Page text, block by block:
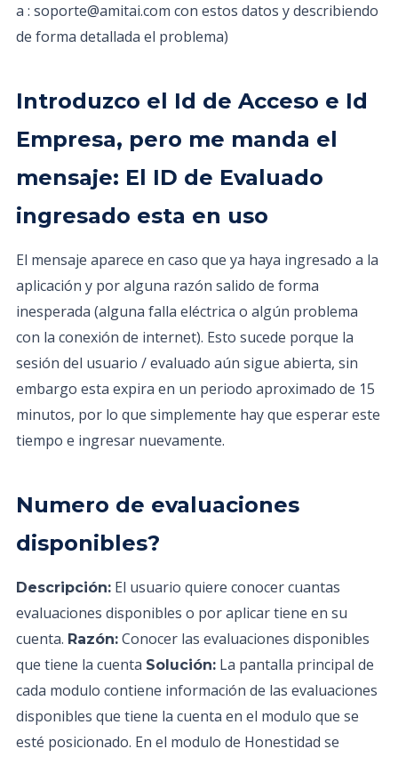
a : soporte@amitai.com con estos datos y describiendo
de forma detallada el problema)
Introduzco el Id de Acceso e Id
Empresa, pero me manda el
mensaje: El ID de Evaluado
ingresado esta en uso
El mensaje aparece en caso que ya haya ingresado a la
aplicación y por alguna razón salido de forma
inesperada (alguna falla eléctrica o algún problema
con la conexión de internet). Esto sucede porque la
sesión del usuario / evaluado aún sigue abierta, sin
embargo esta expira en un periodo aproximado de 15
minutos, por lo que simplemente hay que esperar este
tiempo e ingresar nuevamente.
Numero de evaluaciones
disponibles?
Descripción: El usuario quiere conocer cuantas
evaluaciones disponibles o por aplicar tiene en su
cuenta. Razón: Conocer las evaluaciones disponibles
que tiene la cuenta Solución: La pantalla principal de
cada modulo contiene información de las evaluaciones
disponibles que tiene la cuenta en el modulo que se
esté posicionado. En el modulo de Honestidad se